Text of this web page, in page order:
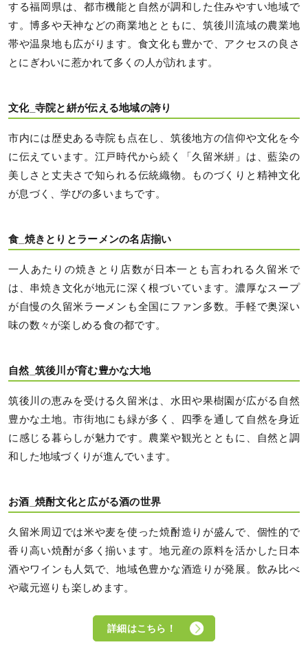
する福岡県は、都市機能と自然が調和した住みやすい地域で
す。博多や天神などの商業地とともに、筑後川流域の農業地
帯や温泉地も広がります。食文化も豊かで、アクセスの良さ
とにぎわいに惹かれて多くの人が訪れます。
文化_寺院と絣が伝える地域の誇り
市内には歴史ある寺院も点在し、筑後地方の信仰や文化を今
に伝えています。江戸時代から続く「久留米絣」は、藍染の
美しさと丈夫さで知られる伝統織物。ものづくりと精神文化
が息づく、学びの多いまちです。
食_焼きとりとラーメンの名店揃い
一人あたりの焼きとり店数が日本一とも言われる久留米で
は、串焼き文化が地元に深く根づいています。濃厚なスープ
が自慢の久留米ラーメンも全国にファン多数。手軽で奥深い
味の数々が楽しめる食の都です。
自然_筑後川が育む豊かな大地
筑後川の恵みを受ける久留米は、水田や果樹園が広がる自然
豊かな土地。市街地にも緑が多く、四季を通して自然を身近
に感じる暮らしが魅力です。農業や観光とともに、自然と調
和した地域づくりが進んでいます。
お酒_焼酎文化と広がる酒の世界
久留米周辺では米や麦を使った焼酎造りが盛んで、個性的で
香り高い焼酎が多く揃います。地元産の原料を活かした日本
酒やワインも人気で、地域色豊かな酒造りが発展。飲み比べ
や蔵元巡りも楽しめます。
詳細はこちら！